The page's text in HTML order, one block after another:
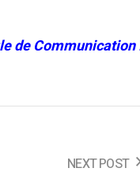
de Communication
NEXT POST